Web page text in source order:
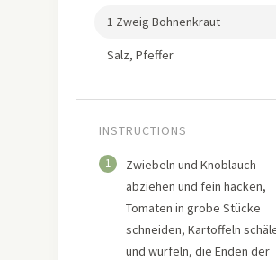
1 Zweig Bohnenkraut
Salz, Pfeffer
INSTRUCTIONS
1
Zwiebeln und Knoblauch
abziehen und fein hacken,
Tomaten in grobe Stücke
schneiden, Kartoffeln
und würfeln, die Enden der